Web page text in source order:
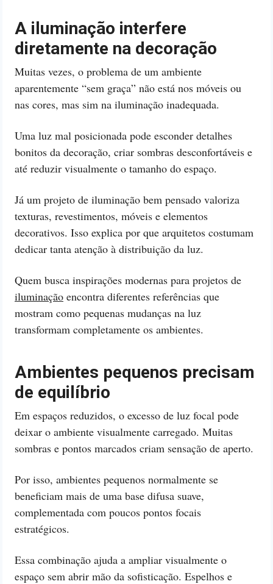
A iluminação interfere
diretamente na decoração
Muitas vezes, o problema de um ambiente
aparentemente “sem graça” não está nos móveis ou
nas cores, mas sim na iluminação inadequada.
Uma luz mal posicionada pode esconder detalhes
bonitos da decoração, criar sombras desconfortáveis e
até reduzir visualmente o tamanho do espaço.
Já um projeto de iluminação bem pensado valoriza
texturas, revestimentos, móveis e elementos
decorativos. Isso explica por que arquitetos costumam
dedicar tanta atenção à distribuição da luz.
Quem busca inspirações modernas para projetos de
iluminação encontra diferentes referências que
mostram como pequenas mudanças na luz
transformam completamente os ambientes.
Ambientes pequenos precisam
de equilíbrio
Em espaços reduzidos, o excesso de luz focal pode
deixar o ambiente visualmente carregado. Muitas
sombras e pontos marcados criam sensação de aperto.
Por isso, ambientes pequenos normalmente se
beneficiam mais de uma base difusa suave,
complementada com poucos pontos focais
estratégicos.
Essa combinação ajuda a ampliar visualmente o
espaço sem abrir mão da sofisticação. Espelhos e